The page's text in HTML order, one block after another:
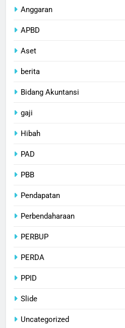
Anggaran
APBD
Aset
berita
Bidang Akuntansi
gaji
Hibah
PAD
PBB
Pendapatan
Perbendaharaan
PERBUP
PERDA
PPID
Slide
Uncategorized